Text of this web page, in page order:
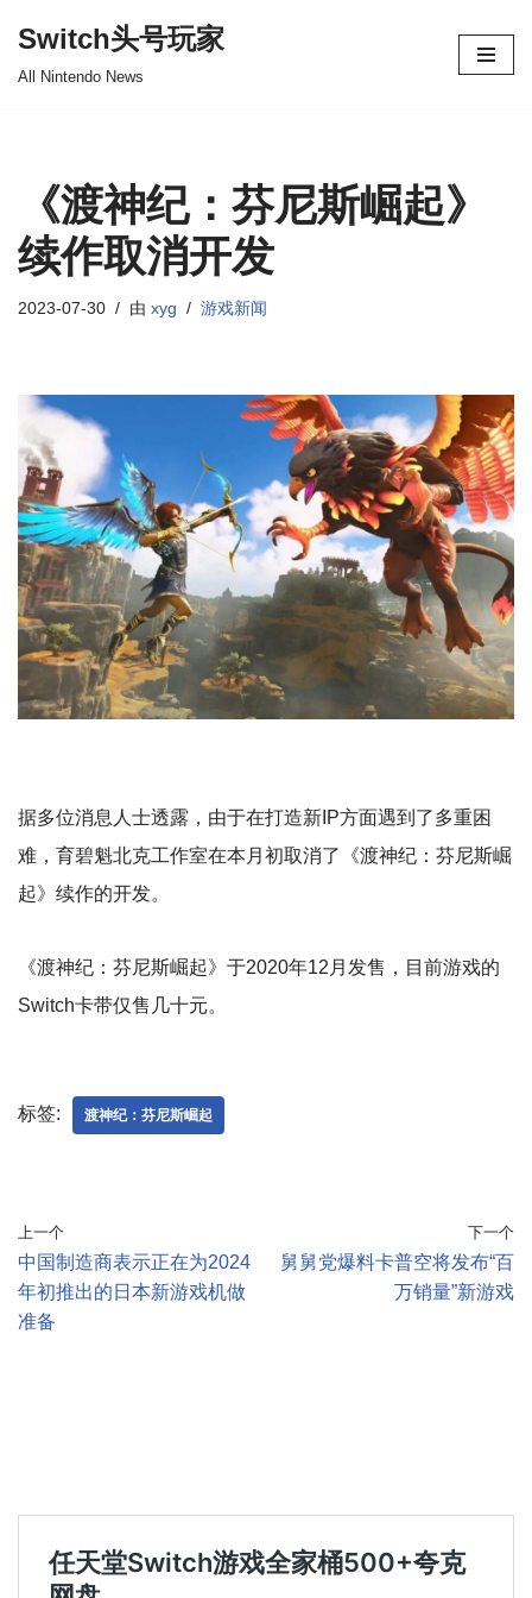
Switch头号玩家
All Nintendo News
《渡神纪：芬尼斯崛起》
续作取消开发
2023-07-30 由 xyg 游戏新闻
据多位消息人士透露，由于在打造新IP方面遇到了多重困
难，育碧魁北克工作室在本月初取消了《渡神纪：芬尼斯崛
起》续作的开发。
《渡神纪：芬尼斯崛起》于2020年12月发售，目前游戏的
Switch卡带仅售几十元。
标签: 渡神纪：芬尼斯崛起
上一个
中国制造商表示正在为2024
年初推出的日本新游戏机做
准备
下一个
舅舅党爆料卡普空将发布“百
万销量”新游戏